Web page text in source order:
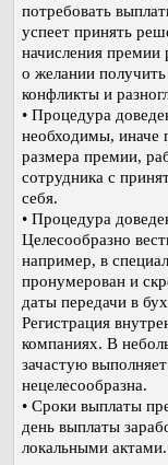
потребовать
успеет принять
начисления премии
о желании
конфликты и
• Процедура
необходимы, иначе
размера премии,
сотрудника с
себя.
• Процедура
Целесообразно
например, в
пронумерован и
даты передачи в
Регистрация
компаниях. В
зачастую
нецелесообразна.
• Сроки выплаты
день выплаты
локальными